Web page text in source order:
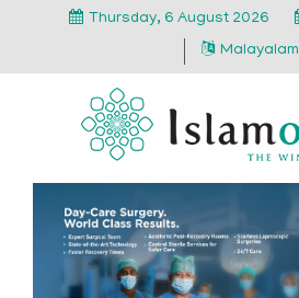
Thursday, 6 August 2026
Malayalam